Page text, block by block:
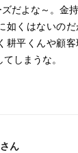
だよな～。金
如くはないの
耕平くんや顧
しまうな。
ん